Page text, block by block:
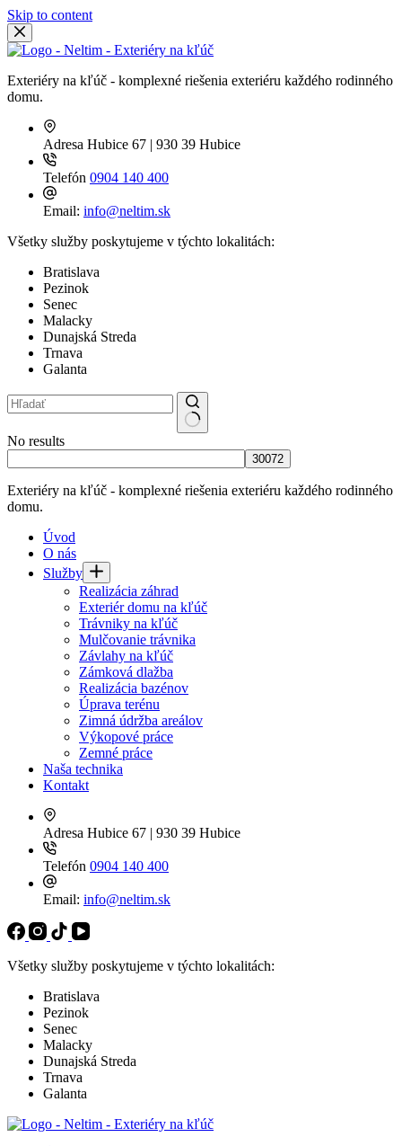
Skip to content
Exteriéry na kľúč - komplexné riešenia exteriéru každého rodinného
domu.
Adresa Hubice 67 | 930 39 Hubice
Telefón 0904 140 400
Email: info@neltim.sk
Všetky služby poskytujeme v týchto lokalitách:
Bratislava
Pezinok
Senec
Malacky
Dunajská Streda
Trnava
Galanta
No results
Exteriéry na kľúč - komplexné riešenia exteriéru každého rodinného
domu.
Úvod
O nás
Služby
Realizácia záhrad
Exteriér domu na kľúč
Trávniky na kľúč
Mulčovanie trávnika
Závlahy na kľúč
Zámková dlažba
Realizácia bazénov
Úprava terénu
Zimná údržba areálov
Výkopové práce
Zemné práce
Naša technika
Kontakt
Adresa Hubice 67 | 930 39 Hubice
Telefón 0904 140 400
Email: info@neltim.sk
Všetky služby poskytujeme v týchto lokalitách:
Bratislava
Pezinok
Senec
Malacky
Dunajská Streda
Trnava
Galanta